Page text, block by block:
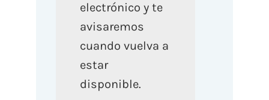
electrónico y te
avisaremos
cuando vuelva a
estar
disponible.